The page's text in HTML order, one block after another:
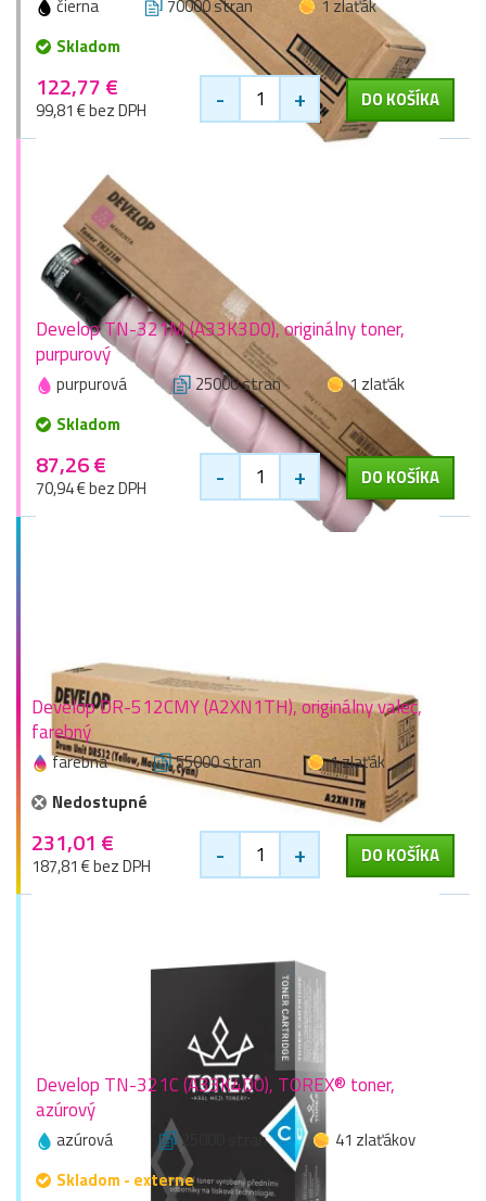
čierna 70000 stran
1 zlaťák
Skladom
122,77 €
99,81 € bez DPH - + DO KOŠÍKA
Develop TN-321M (A33K3D0), originálny toner,
purpurový
purpurová 25000 stran
1 zlaťák
Skladom
87,26 €
70,94 € bez DPH - + DO KOŠÍKA
Develop DR-512CMY (A2XN1TH), originálny valec,
farebný
farebná 55000 stran
1 zlaťák
Nedostupné
231,01 €
187,81 € bez DPH - + DO KOŠÍKA
Develop TN-321C (A33K4D0), TOREX® toner,
azúrový
azúrová 25000 stran
41 zlaťákov
Skladom - externe